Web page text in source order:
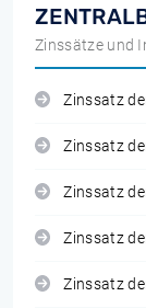
Zinssätze und
Zinssatz
Zinssatz
Zinssatz
Zinssatz
Zinssatz